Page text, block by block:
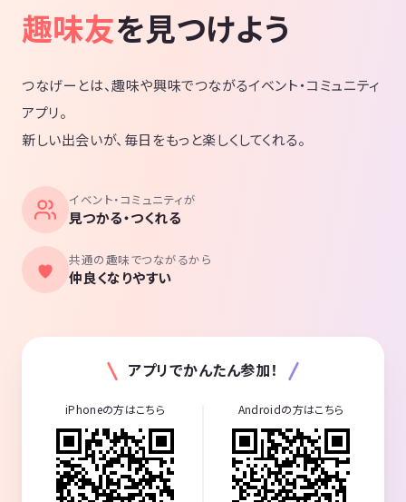
趣味友を見つけよう
つなげーとは、趣味や興味でつながるイベント・コミュニティ
アプリ。
新しい出会いが、毎日をもっと楽しくしてくれる。
イベント・コミュニティが
見つかる・つくれる
共通の趣味でつながるから
仲良くなりやすい
アプリでかんたん参加！
iPhoneの方はこちら Androidの方はこちら